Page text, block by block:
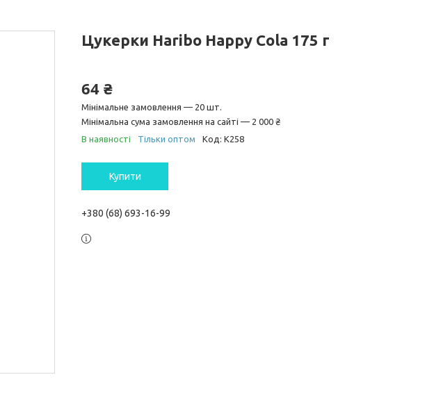
Цукерки Haribo Happy Cola 175 г
64 ₴
Мінімальне замовлення — 20 шт.
Мінімальна сума замовлення на сайті — 2 000 ₴
В наявності
Тільки оптом Код: К258
Купити
+380 (68) 693-16-99